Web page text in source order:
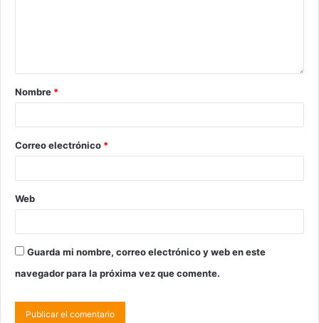
Nombre *
Correo electrónico *
Web
Guarda mi nombre, correo electrónico y web en este
navegador para la próxima vez que comente.